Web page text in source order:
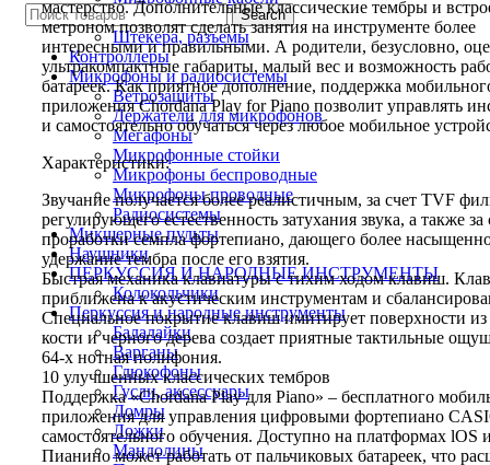
Переходники
Штекера, разъемы
Контроллеры
Микрофоны и радиосистемы
Ветрозащиты
Держатели для микрофонов
Мегафоны
Микрофонные стойки
Микрофоны беспроводные
Микрофоны проводные
Радиосистемы
Микшерные пульты
Наушники
ПЕРКУССИЯ И НАРОДНЫЕ ИНСТРУМЕНТЫ
Колокольчики
Перкуссия и народные инструменты
Балалайки
Варганы
Глюкофоны
Гусли, аксессуары
Домры
Ложки
Мандолины
Search
мастерство. Дополнительные классические тембры и
метроном позволят сделать занятия на инструменте более
интересными и правильными. А родители, безусловно,
ультракомпактные габариты, малый вес и возможность
батареек. Как приятное дополнение, поддержка
приложения Chordana Play for Piano позволит управлять
и самостоятельно обучаться через любое мобильное
Характеристики:
Звучание получается более реалистичным, за счет TVF
регулирующего естественность затухания звука, а также за
проработки семпла фортепиано, дающего более
удержание тембра после его взятия.
Быстрая механика клавиатуры с тихим ходом клавиш.
приближена к акустическим инструментам и
Специальное покрытие клавиш имитирует поверхности
кости и черного дерева создает приятные тактильные
64-х нотная полифония.
10 улучшенных классических тембров
Поддержка «Chordana Play для Piano» – бесплатного
приложения для управления цифровыми фортепиано
самостоятельного обучения. Доступно на платформах lOS
Пианино может работать от пальчиковых батареек, что